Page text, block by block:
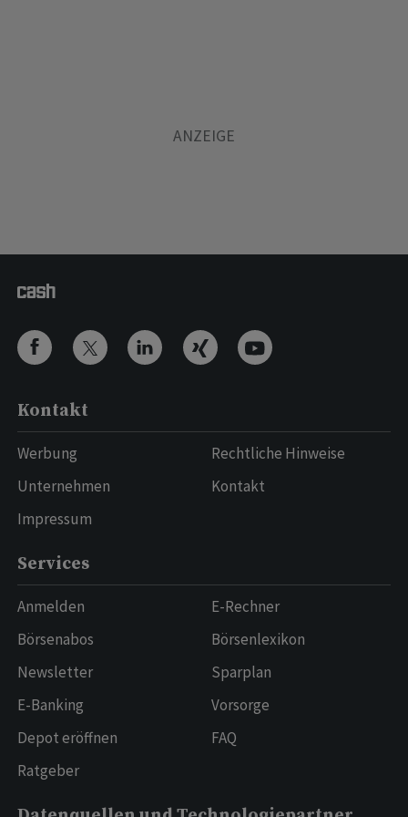
Kontakt
Werbung
Unternehmen
Impressum
Rechtliche Hinweise
Kontakt
Services
Anmelden
Börsenabos
Newsletter
E-Banking
Depot eröffnen
Ratgeber
E-Rechner
Börsenlexikon
Sparplan
Vorsorge
FAQ